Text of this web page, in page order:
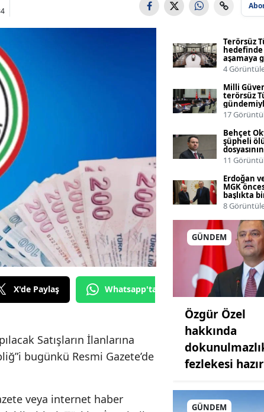
X'de Paylaş Whatsapp'tan Gönder
Satışların İlanlarına
bugünkü Resmi Gazete’de
veya internet haber
Terörsüz
aşamaya
4
Milli
terörsüz
toplanıyor
17
Behçet
şüpheli
Bakanlığa
11
Erdoğan
MGK
başlıkta
geliyor
8
GÜNDEM
Özgür Özel
hakkında
fezlekesi
GÜNDEM